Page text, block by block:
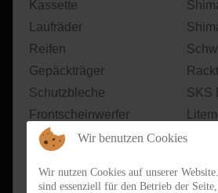
Kassette
Laufräder
Reifen
Gepäckträger
Schutzbleche
SKS
Frontscheinwerfer
Rücklicht
Axa
Batterie
Wir benutzen Cookies
Wir nutzen Cookies auf unserer
sind essenziell für den Betrieb der